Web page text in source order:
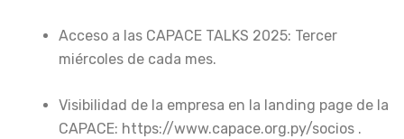
Acceso a las CAPACE TALKS 2025: Tercer
miércoles de cada mes.
Visibilidad de la empresa en la landing page de la
CAPACE: https://www.capace.org.py/socios .